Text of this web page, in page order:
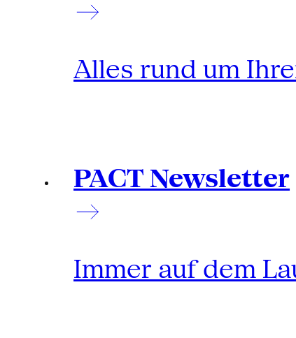
Alles rund um
PACT Newsletter
Immer auf dem